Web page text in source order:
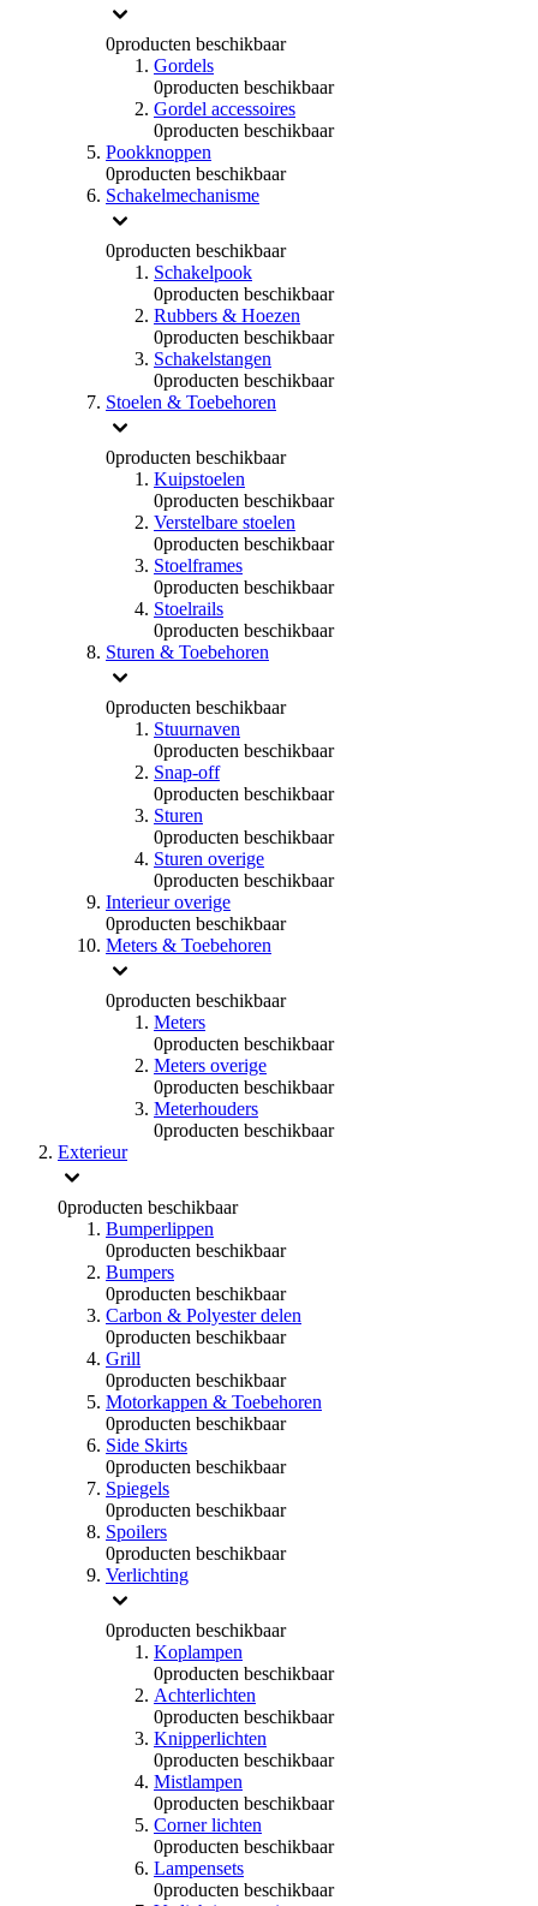
0producten beschikbaar
Gordels
0producten beschikbaar
Gordel accessoires
0producten beschikbaar
Pookknoppen
0producten beschikbaar
Schakelmechanisme
0producten beschikbaar
Schakelpook
0producten beschikbaar
Rubbers & Hoezen
0producten beschikbaar
Schakelstangen
0producten beschikbaar
Stoelen & Toebehoren
0producten beschikbaar
Kuipstoelen
0producten beschikbaar
Verstelbare stoelen
0producten beschikbaar
Stoelframes
0producten beschikbaar
Stoelrails
0producten beschikbaar
Sturen & Toebehoren
0producten beschikbaar
Stuurnaven
0producten beschikbaar
Snap-off
0producten beschikbaar
Sturen
0producten beschikbaar
Sturen overige
0producten beschikbaar
Interieur overige
0producten beschikbaar
Meters & Toebehoren
0producten beschikbaar
Meters
0producten beschikbaar
Meters overige
0producten beschikbaar
Meterhouders
0producten beschikbaar
Exterieur
0producten beschikbaar
Bumperlippen
0producten beschikbaar
Bumpers
0producten beschikbaar
Carbon & Polyester delen
0producten beschikbaar
Grill
0producten beschikbaar
Motorkappen & Toebehoren
0producten beschikbaar
Side Skirts
0producten beschikbaar
Spiegels
0producten beschikbaar
Spoilers
0producten beschikbaar
Verlichting
0producten beschikbaar
Koplampen
0producten beschikbaar
Achterlichten
0producten beschikbaar
Knipperlichten
0producten beschikbaar
Mistlampen
0producten beschikbaar
Corner lichten
0producten beschikbaar
Lampensets
0producten beschikbaar